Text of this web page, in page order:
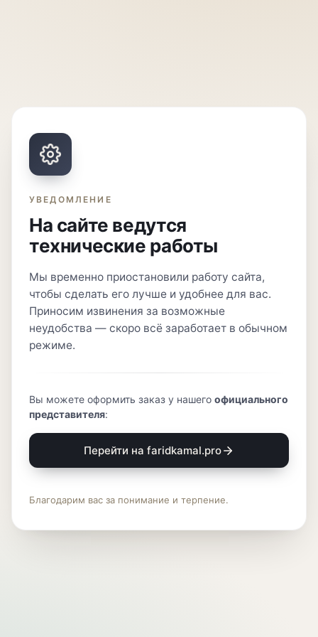
УВЕДОМЛЕНИЕ
На сайте ведутся
технические работы
Мы временно приостановили работу сайта,
чтобы сделать его лучше и удобнее для вас.
Приносим извинения за возможные
неудобства — скоро всё заработает в обычном
режиме.
Вы можете оформить заказ у нашего официального
представителя:
Перейти на faridkamal.pro
Благодарим вас за понимание и терпение.